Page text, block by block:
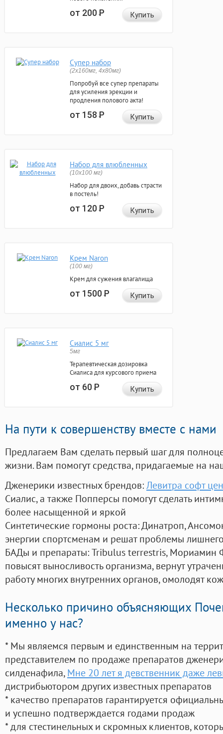
от 200Р Купить
Супер набор
(2х160мг, 4х80мг)
Попробуй все супер препараты
для усиления эрекции и
продления полового акта!
от 158Р Купить
Набор для влюбленных
(10х100 мг)
Набор для двоих, добавь страсти
в постель!
от 120Р Купить
Крем Naron
(100 мг)
Крем для сужения влагалища
от 1500Р Купить
Сиалис 5 мг
5мг
Терапевтическая дозировка
Сиалиса для курсового приема
от 60Р Купить
На пути к совершенству вместе с нами
Предлагаем Вам сделать первый шаг для
жизни. Вам помогут средства, придагаемые на
Дженерики известных брендов:Левитра софт
Сиалис, а также Попперсы помогут сделать
более насыщенной и яркой
Синтетические гормоны роста: Динатроп,
энергии спортсменам и решат проблемы
БАДы и препараты:Tribulus terrestris, Мориамин
повысят выносливость организма, вернут
работу многих внутренних органов, омолодят
Несколько причино объясняющих
именно у нас?
* Мы являемся первым и единственным на
представителем по продаже препаратов
силденафила, Мне 20 лет я девственник даже
дистрибьютором других известных препаратов
* качество препаратов гарантируется
и успешно подтверждается годами продаж
* для стестинельных и скромных клиентов,